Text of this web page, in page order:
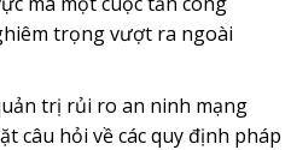
trọng vượt ra ngoài
trị rủi ro an ninh mạng
câu hỏi về các quy định pháp